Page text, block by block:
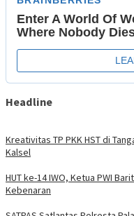
Headline
Kreativitas TP PKK HST di
Kalsel
HUT ke-14 IWO, Ketua PWI
Kebenaran